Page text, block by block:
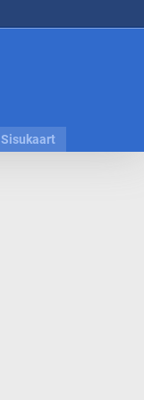
Sisukaart